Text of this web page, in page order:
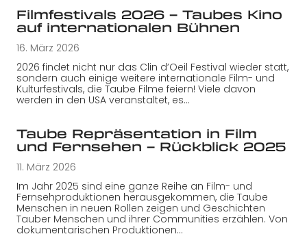
Filmfestivals 2026 – Taubes Kino
auf internationalen Bühnen
16. März 2026
2026 findet nicht nur das Clin d’Oeil Festival wieder statt,
sondern auch einige weitere internationale Film- und
Kulturfestivals, die Taube Filme feiern! Viele davon
werden in den USA veranstaltet, es…
Taube Repräsentation in Film
und Fernsehen – Rückblick 2025
11. März 2026
Im Jahr 2025 sind eine ganze Reihe an Film- und
Fernsehproduktionen herausgekommen, die Taube
Menschen in neuen Rollen zeigen und Geschichten
Tauber Menschen und ihrer Communities erzählen. Von
dokumentarischen Produktionen…